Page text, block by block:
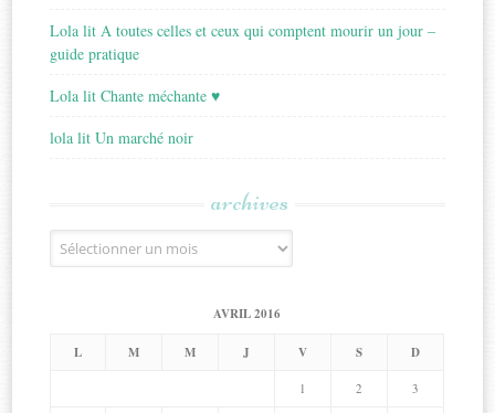
Lola lit A toutes celles et ceux qui comptent mourir un jour –
guide pratique
Lola lit Chante méchante ♥
lola lit Un marché noir
archives
Archives
AVRIL 2016
L M M J V S D
1 2 3